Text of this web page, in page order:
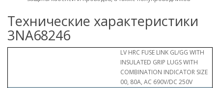
Технические характеристики
3NA68246
LV HRC FUSE LINK GL/GG WITH
INSULATED GRIP LUGS WITH
COMBINATION INDICATOR SIZE
00, 80A, AC 690V/DC 250V